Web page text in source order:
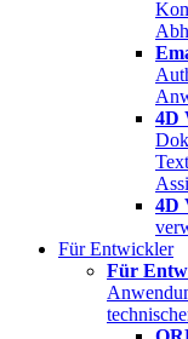
4D
4D
Für Entwickler
Für